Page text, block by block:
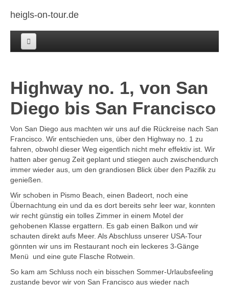
heigls-on-tour.de
Afrika
Asien
Australien+Neuseeland
Europa
Mittel Amerika
Impressum
Datenschutzerklärung
Highway no. 1, von San
Diego bis San Francisco
Von San Diego aus machten wir uns auf die Rückreise nach San
Francisco. Wir entschieden uns, über den Highway no. 1 zu
fahren, obwohl dieser Weg eigentlich nicht mehr effektiv ist. Wir
hatten aber genug Zeit geplant und stiegen auch zwischendurch
immer wieder aus, um den grandiosen Blick über den Pazifik zu
genießen.
Wir schoben in Pismo Beach, einen Badeort, noch eine
Übernachtung ein und da es dort bereits sehr leer war, konnten
wir recht günstig ein tolles Zimmer in einem Motel der
gehobenen Klasse ergattern. Es gab einen Balkon und wir
schauten direkt aufs Meer. Als Abschluss unserer USA-Tour
gönnten wir uns im Restaurant noch ein leckeres 3-Gänge
Menü und eine gute Flasche Rotwein.
So kam am Schluss noch ein bisschen Sommer-Urlaubsfeeling
zustande bevor wir von San Francisco aus wieder nach